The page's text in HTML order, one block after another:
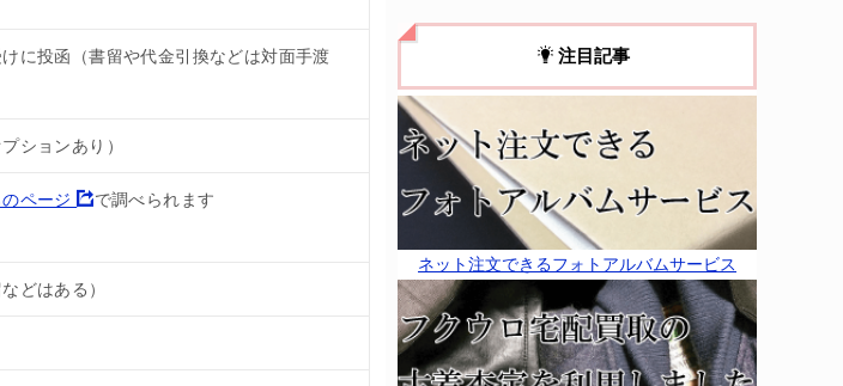
に投函（書留や代金引換などは対面手渡
ションあり）
ページ で調べられます
どはある）
注目記事
ネット注文できるフォトアルバムサービス